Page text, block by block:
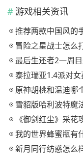
游戏相关资讯
推荐两款中国风的手游，武侠类古
冒险之星战士怎么
最后生还者2一周目通关时间 美国末
泰拉瑞亚1.4派对女孩
原神胡桃和温迪哪
雪貂版哈利波特魔法觉醒
《御剑红尘》采花攻
我的世界蜂蜜瓶有
新月同行纺惑怎么